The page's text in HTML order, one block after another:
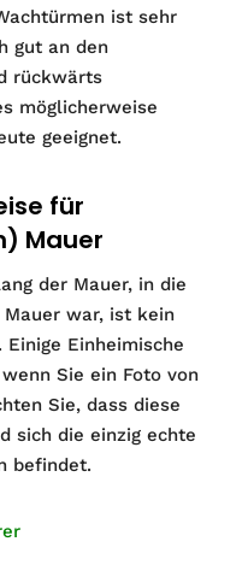
ist sehr
gut an den
rückwärts
möglicherweise
geeignet.
für
Mauer
der Mauer, in die
Mauer war, ist kein
Einheimische
Sie ein Foto von
Sie, dass diese
sich die einzig echte
befindet.